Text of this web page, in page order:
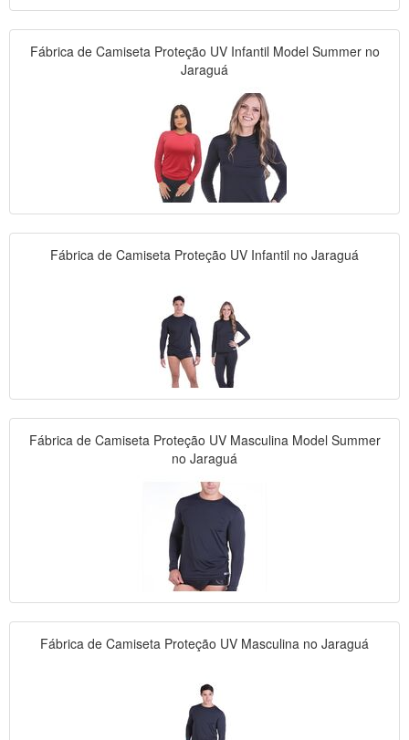
Fábrica de Camiseta Proteção UV Infantil Model Summer no
Jaraguá
Fábrica de Camiseta Proteção UV Infantil no Jaraguá
Fábrica de Camiseta Proteção UV Masculina Model Summer
no Jaraguá
Fábrica de Camiseta Proteção UV Masculina no Jaraguá